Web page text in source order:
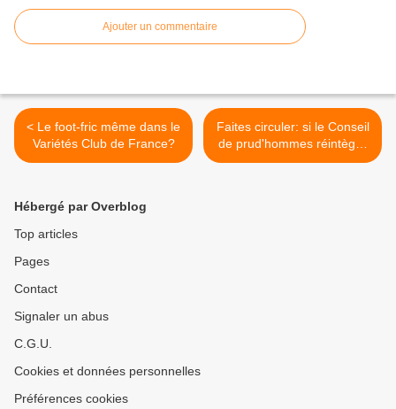
Ajouter un commentaire
< Le foot-fric même dans le
Variétés Club de France?
Faites circuler: si le Conseil
de prud'hommes réintègre
Christian Porta, délégué
Hébergé par Overblog
Top articles
Pages
Contact
Signaler un abus
C.G.U.
Cookies et données personnelles
Préférences cookies